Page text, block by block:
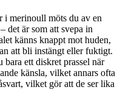
i merinoull möts du av en
det är som att svepa in
känns knappt mot huden,
att bli instängt eller fuktigt.
ett diskret prassel när
känsla, vilket annars ofta
vilket gör att de ser lika